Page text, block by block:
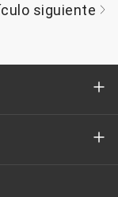
siguiente